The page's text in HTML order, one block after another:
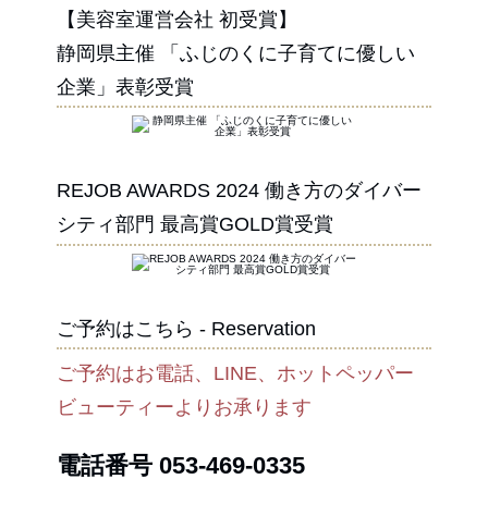
【美容室運営会社 初受賞】
静岡県主催 「ふじのくに子育てに優しい
企業」表彰受賞
REJOB AWARDS 2024 働き方のダイバー
シティ部門 最高賞GOLD賞受賞
ご予約はこちら - Reservation
ご予約はお電話、LINE、ホットペッパー
ビューティーよりお承ります
電話番号 053-469-0335